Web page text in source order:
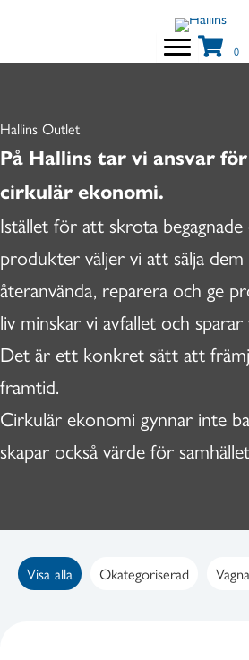
innehåll
0
Hallins Outlet
På Hallins tar vi ansvar
cirkulär ekonomi.
Istället för att skrota
produkter väljer vi att sälja
återanvända, reparera och ge
liv minskar vi avfallet och
Det är ett konkret sätt att
framtid.
Cirkulär ekonomi gynnar inte
skapar också värde för
Visa alla Okategoriserad